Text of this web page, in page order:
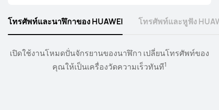
เปิดใช้งานโหมดปั่นจักรยานของนาฬิกา เปลี่ยนโทรศัพท์ของ
คุณให้เป็นเครื่องวัดความเร็วทันที1
เพียงเปิดเคสชาร์จแล้วแตะที่ CONNECT บนหน้าต่างป็อปอัพ
ของโทรศัพท์เพื่อทําการจับคู่ครั้งแรกให้เสร็จสิ้น
เปิดแอปบนอุปกรณ์เคลื่อนที่ได้สูงสุด แอปบนหน้าจอแลปทอป
ขนาดใหญ่ เรียกดูเนื้อหาหลักของคุณด้วยหน้าต่างแอปที่กว้าง
ลากไฟล์ข้อความ ภาพ เสียง และวิดีโอไปยัง SuperHub ได้
ตามต้องการ แล้ววาง ถ่ายโอน และแชร์ไปยังอุปกรณ์ที่เชื่อม
โทรศัพท์และนาฬิกาของ HUAWEI โทรศัพท์และหูฟัง